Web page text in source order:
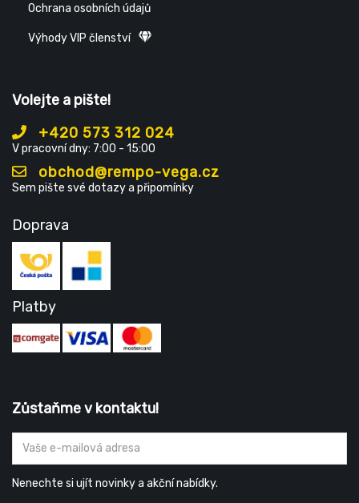
Ochrana osobních údajů
Výhody VIP členství
Volejte a pište!
+420 573 312 024
V pracovní dny: 7:00 - 15:00
obchod@rempo-vega.cz
Sem pište své dotazy a připomínky
Doprava
Platby
Zůstaňme v kontaktu!
Nenechte si ujít novinky a akční nabídky.